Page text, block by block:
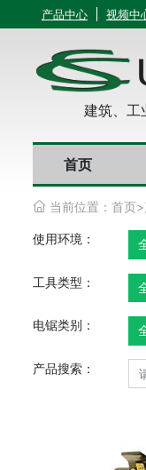
产品中心 视频中
建筑、工
首页
当前位置： 首页>
使用环境：
工具类型：
电锯类别：
产品搜索：